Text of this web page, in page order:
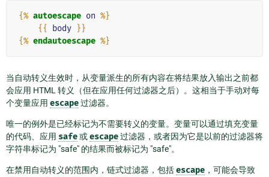
{% autoescape on %}
{{
body }}
{% endautoescape %}
当自动转义生效时，从变量派生的所有内容在将结果放入输出之前都
会应用 HTML 转义（但在应用任何过滤器之后）。这相当于手动对每
个变量应用 escape过滤器。
唯一的例外是已经标记为不需要转义的变量。变量可以通过填充变量
的代码、应用 safe或escape过滤器，或者因为它是以前的过滤器将
字符串标记为 "safe" 的结果而被标记为 "safe"。
在禁用自动转义的范围内，链式过滤器，包括escape ，可能会导致